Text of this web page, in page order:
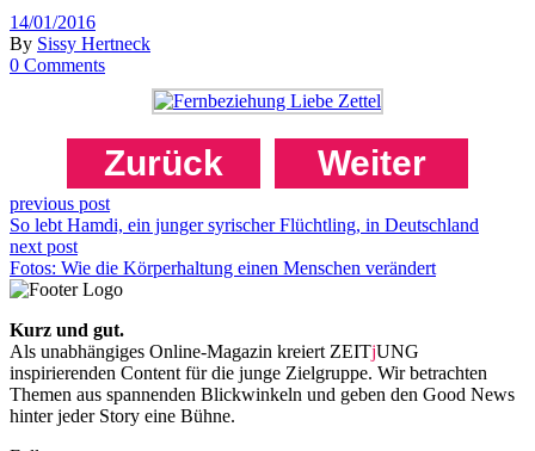
14/01/2016
By Sissy Hertneck
0 Comments
Zurück Weiter
previous post
So lebt Hamdi, ein junger syrischer Flüchtling, in Deutschland
next post
Fotos: Wie die Körperhaltung einen Menschen verändert
Kurz und gut.
Als unabhängiges Online-Magazin kreiert ZEITjUNG
inspirierenden Content für die junge Zielgruppe. Wir betrachten
Themen aus spannenden Blickwinkeln und geben den Good News
hinter jeder Story eine Bühne.